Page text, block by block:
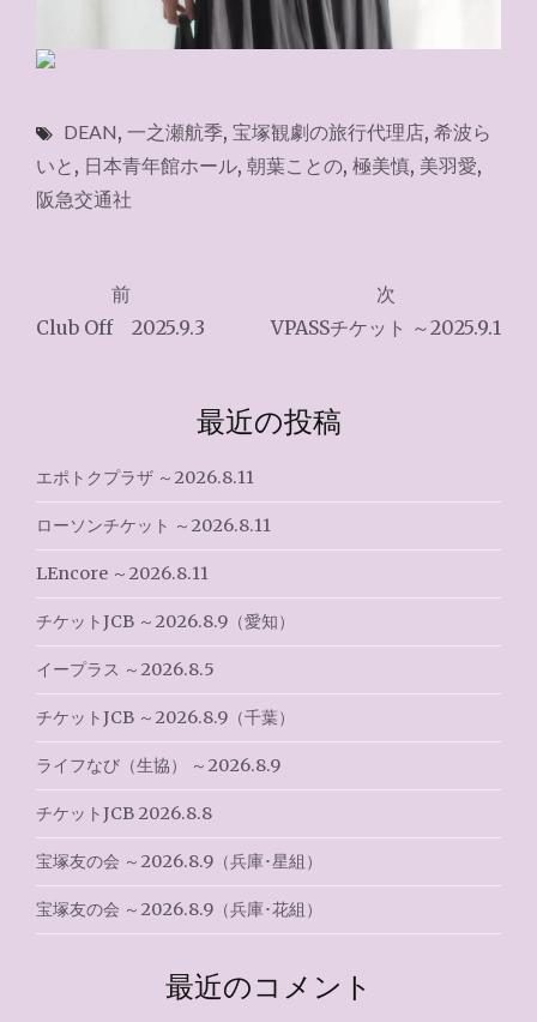
DEAN, 一之瀬航季, 宝塚観劇の旅行代理店, 希波ら
いと , 日本青年館ホール, 朝葉ことの, 極美慎, 美羽愛,
阪急交通社
稿
ゲ
ー
シ
ョ
ン
前
Club Off 2025.9.3
次
VPASSチケット ～2025.9.1
最近の投稿
エポトクプラザ ～2026.8.11
ローソンチケット ～2026.8.11
LEncore ～2026.8.11
チケットJCB ～2026.8.9（愛知）
イープラス ～2026.8.5
チケットJCB ～2026.8.9（千葉）
ライフなび（生協） ～2026.8.9
チケットJCB 2026.8.8
宝塚友の会 ～2026.8.9（兵庫･星組）
宝塚友の会 ～2026.8.9（兵庫･花組）
最近のコメント